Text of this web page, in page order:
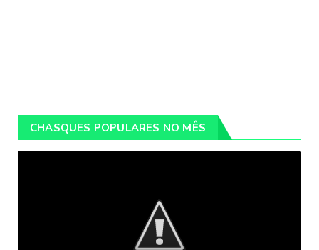
CHASQUES POPULARES NO MÊS